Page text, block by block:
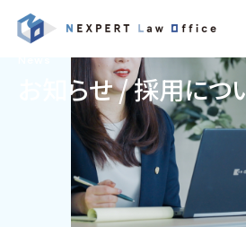
お知らせ / 採用につ